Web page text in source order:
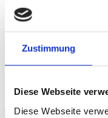
Zustimmung
Diese Webseite
Diese Webseite